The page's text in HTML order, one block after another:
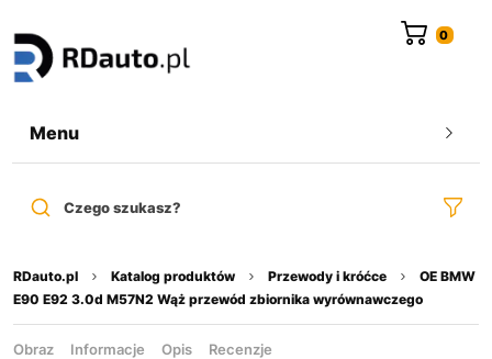
Menu
Czego szukasz?
RDauto.pl Katalog produktów Przewody i króćce
OE BMW
E90 E92 3.0d M57N2 Wąż przewód zbiornika wyrównawczego
Obraz Informacje Opis Recenzje